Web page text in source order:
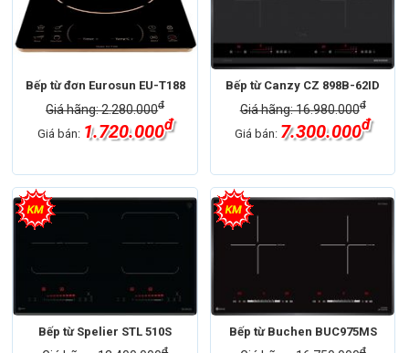
Bếp từ đơn Eurosun EU-T188
Giá hãng: 2.280.000đ
Giá bán: 1.720.000đ
Bếp từ Canzy CZ 898B-62ID
Giá hãng: 16.980.000đ
Giá bán: 7.300.000đ
Bếp từ Spelier STL 510S Bếp từ Buchen BUC975MS